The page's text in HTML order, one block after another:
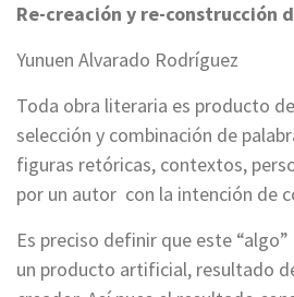
Re-creación y re-construcción
Yunuen Alvarado Rodríguez
Toda obra literaria es producto
selección y combinación de
figuras retóricas, contextos,
por un autor con la intención de
Es preciso definir que este
un producto artificial, resultado